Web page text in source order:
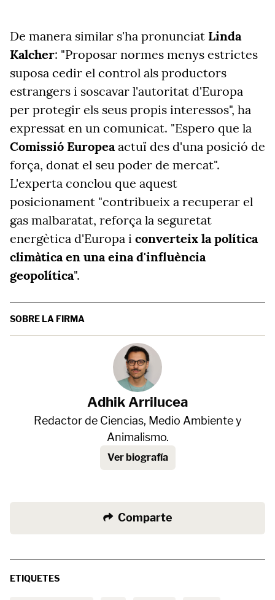
De manera similar s'ha pronunciat Linda
Kalcher: "Proposar normes menys estrictes
suposa cedir el control als productors
estrangers i soscavar l'autoritat d'Europa
per protegir els seus propis interessos", ha
expressat en un comunicat. "Espero que la
Comissió Europeaactuï des d'una posició de
força, donat el seu poder de mercat".
L'experta conclou que aquest
posicionament "contribueix a recuperar el
gas malbaratat, reforça la seguretat
energètica d'Europa i converteix la política
climàtica en una eina d'influència
geopolítica".
SOBRE LA FIRMA
Adhik Arrilucea
Redactor de Ciencias, Medio Ambiente y
Animalismo.
Ver biografía
Comparte
ETIQUETES